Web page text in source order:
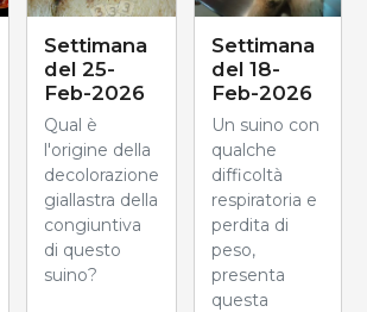
Settimana
del 25-
Feb-2026
Qual è
l'origine della
decolorazione
giallastra della
congiuntiva
di questo
suino?
Settimana
del 18-
Feb-2026
Un suino con
qualche
difficoltà
respiratoria e
perdita di
peso,
presenta
questa